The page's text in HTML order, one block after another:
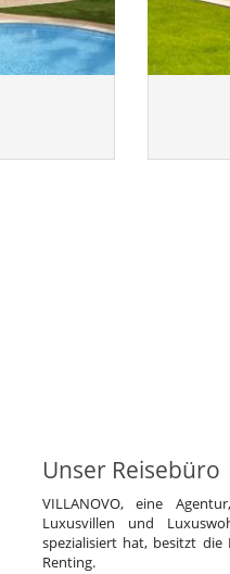
Unser Reisebüro
VILLANOVO, eine
Luxusvillen und
spezialisiert hat, besitzt
Renting.